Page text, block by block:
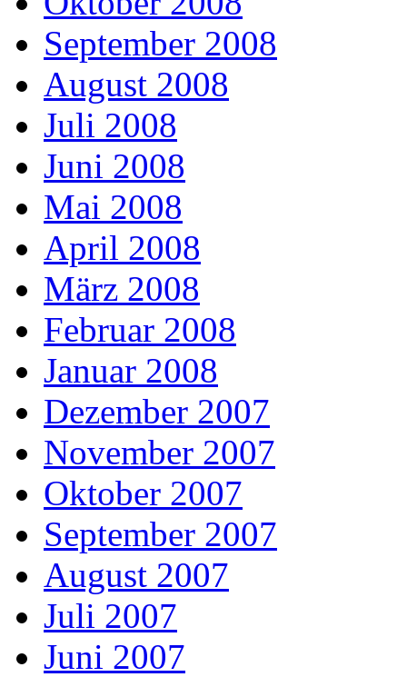
September 2008
August 2008
Juli 2008
Juni 2008
Mai 2008
April 2008
März 2008
Februar 2008
Januar 2008
Dezember 2007
November 2007
Oktober 2007
September 2007
August 2007
Juli 2007
Juni 2007